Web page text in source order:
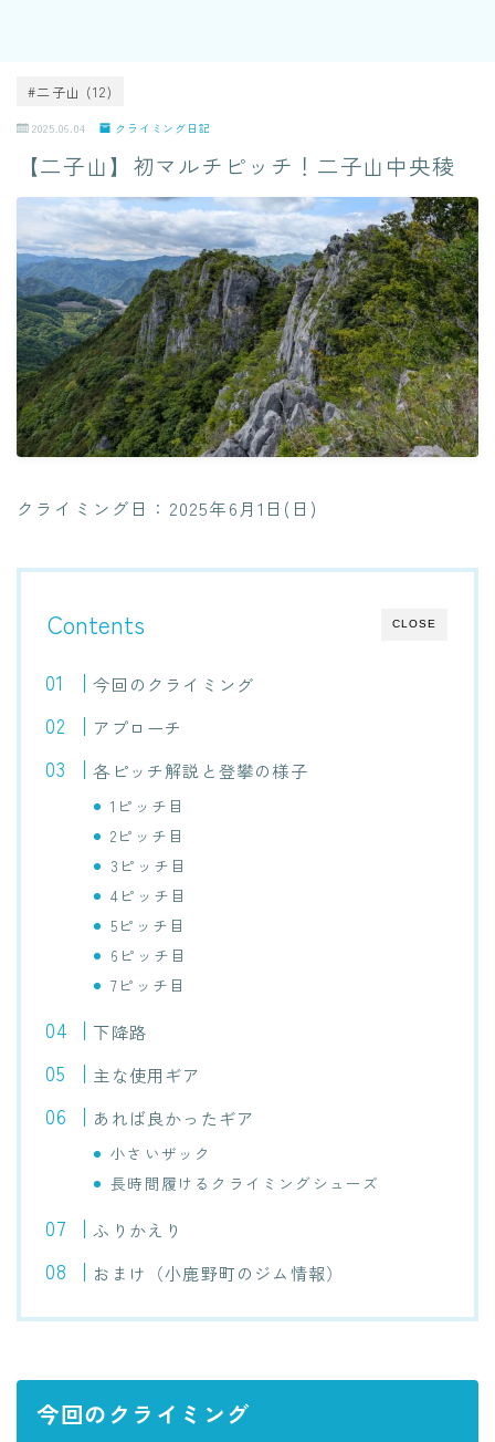
#二子山 (12)
2025.06.04 クライミング日記
【二子山】初マルチピッチ！二子山中央稜
クライミング日：2025年6月1日(日)
CLOSE
Contents
今回のクライミング
アプローチ
各ピッチ解説と登攀の様子
1ピッチ目
2ピッチ目
3ピッチ目
4ピッチ目
5ピッチ目
6ピッチ目
7ピッチ目
下降路
主な使用ギア
あれば良かったギア
小さいザック
長時間履けるクライミングシューズ
ふりかえり
おまけ（小鹿野町のジム情報）
今回のクライミング